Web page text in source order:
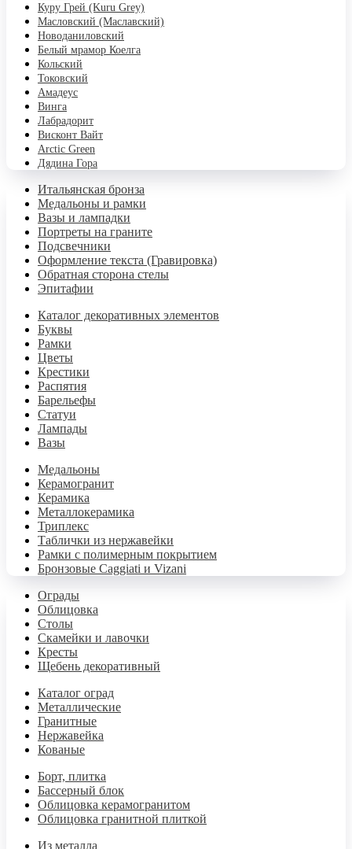
Куру Грей (Kuru Grey)
Масловский (Маславский)
Новоданиловский
Белый мрамор Коелга
Кольский
Токовский
Амадеус
Винга
Лабрадорит
Висконт Вайт
Аrctic Green
Дядина Гора
Итальянская бронза
Медальоны и рамки
Вазы и лампадки
Портреты на граните
Подсвечники
Оформление текста (Гравировка)
Обратная сторона стелы
Эпитафии
Каталог декоративных элементов
Буквы
Рамки
Цветы
Крестики
Распятия
Барельефы
Статуи
Лампады
Вазы
Медальоны
Керамогранит
Керамика
Металлокерамика
Триплекс
Таблички из нержавейки
Рамки с полимерным покрытием
Бронзовые Caggiati и Vizani
Ограды
Облицовка
Столы
Скамейки и лавочки
Кресты
Щебень декоративный
Каталог оград
Металлические
Гранитные
Нержавейка
Кованые
Борт, плитка
Бассерный блок
Облицовка керамогранитом
Облицовка гранитной плиткой
Из металла